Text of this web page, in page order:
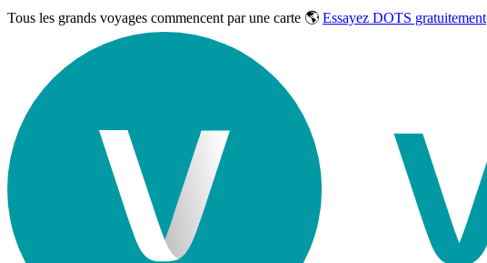
Tous les grands voyages commencent par une carte 🌎 Essayez DOTS gratuitement